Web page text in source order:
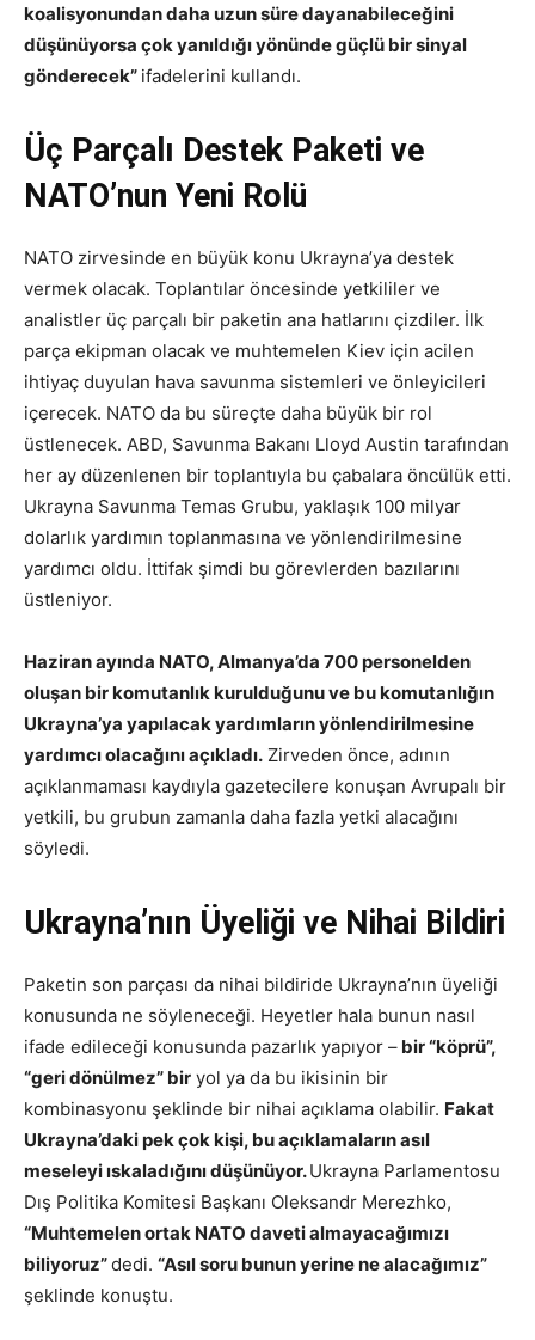
koalisyonundan daha uzun süre dayanabileceğini
düşünüyorsa çok yanıldığı yönünde güçlü bir sinyal
gönderecek” ifadelerini kullandı.
Üç Parçalı Destek Paketi ve
NATO’nun Yeni Rolü
NATO zirvesinde en büyük konu Ukrayna’ya destek
vermek olacak. Toplantılar öncesinde yetkililer ve
analistler üç parçalı bir paketin ana hatlarını çizdiler. İlk
parça ekipman olacak ve muhtemelen Kiev için acilen
ihtiyaç duyulan hava savunma sistemleri ve önleyicileri
içerecek. NATO da bu süreçte daha büyük bir rol
üstlenecek. ABD, Savunma Bakanı Lloyd Austin tarafından
her ay düzenlenen bir toplantıyla bu çabalara öncülük etti.
Ukrayna Savunma Temas Grubu, yaklaşık 100 milyar
dolarlık yardımın toplanmasına ve yönlendirilmesine
yardımcı oldu. İttifak şimdi bu görevlerden bazılarını
üstleniyor.
Haziran ayında NATO, Almanya’da 700 personelden
oluşan bir komutanlık kurulduğunu ve bu komutanlığın
Ukrayna’ya yapılacak yardımların yönlendirilmesine
yardımcı olacağını açıkladı. Zirveden önce, adının
açıklanmaması kaydıyla gazetecilere konuşan Avrupalı bir
yetkili, bu grubun zamanla daha fazla yetki alacağını
söyledi.
Ukrayna’nın Üyeliği ve Nihai Bildiri
Paketin son parçası da nihai bildiride Ukrayna’nın üyeliği
konusunda ne söyleneceği. Heyetler hala bunun nasıl
ifade edileceği konusunda pazarlık yapıyor – bir “köprü”,
“geri dönülmez” bir yol ya da bu ikisinin bir
kombinasyonu şeklinde bir nihai açıklama olabilir. Fakat
Ukrayna’daki pek çok kişi, bu açıklamaların asıl
meseleyi ıskaladığını düşünüyor.Ukrayna Parlamentosu
Dış Politika Komitesi Başkanı Oleksandr Merezhko,
“Muhtemelen ortak NATO daveti almayacağımızı
biliyoruz”dedi. “Asıl soru bunun yerine ne alacağımız”
şeklinde konuştu.